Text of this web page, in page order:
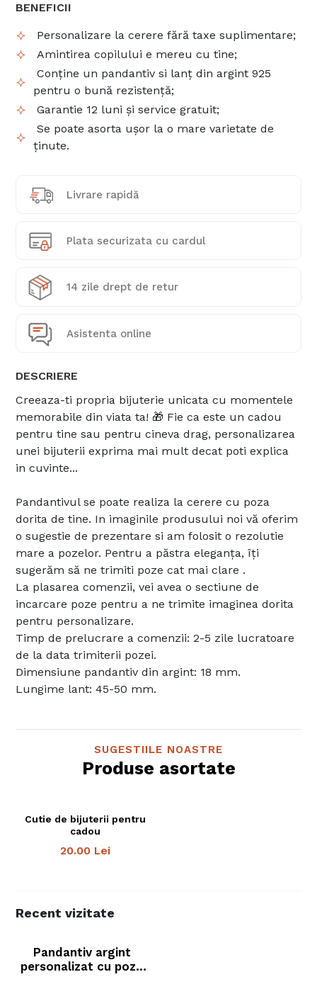
BENEFICII
Personalizare la cerere fără taxe suplimentare;
Amintirea copilului e mereu cu tine;
Conține un pandantiv si lanț din argint 925
pentru o bună rezistență;
Garantie 12 luni și service gratuit;
Se poate asorta ușor la o mare varietate de
ținute.
Livrare rapidă
Plata securizata cu cardul
14 zile drept de retur
Asistenta online
DESCRIERE
Creeaza-ti propria bijuterie unicata cu momentele
memorabile din viata ta! 🎁 Fie ca este un cadou
pentru tine sau pentru cineva drag, personalizarea
unei bijuterii exprima mai mult decat poti explica
in cuvinte...
Pandantivul se poate realiza la cerere cu poza
dorita de tine. In imaginile produsului noi vă oferim
o sugestie de prezentare si am folosit o rezolutie
mare a pozelor. Pentru a păstra eleganța, îți
sugerăm să ne trimiti poze cat mai clare .
La plasarea comenzii, vei avea o sectiune de
incarcare poze pentru a ne trimite imaginea dorita
pentru personalizare.
Timp de prelucrare a comenzii: 2-5 zile lucratoare
de la data trimiterii pozei.
Dimensiune pandantiv din argint: 18 mm.
Lungime lant: 45-50 mm.
SUGESTIILE NOASTRE
Produse asortate
Cutie de bijuterii pentru
cadou
20.00 Lei
Recent vizitate
Pandantiv argint
personalizat cu poză